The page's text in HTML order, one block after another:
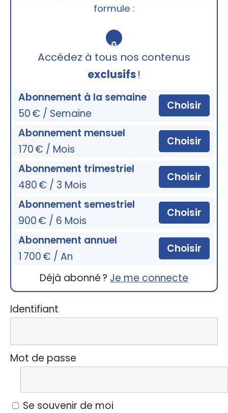
formule :
🔒
Accédez à tous nos contenus
exclusifs!
Abonnement à la semaine
50 € / Semaine
Choisir
Abonnement mensuel
170 € / Mois
Choisir
Abonnement trimestriel
480 € / 3 Mois
Choisir
Abonnement semestriel
900 € / 6 Mois
Choisir
Abonnement annuel
1 700 € / An
Choisir
Déjà abonné ? Je me connecte
Identifiant
Mot de passe
Se souvenir de moi